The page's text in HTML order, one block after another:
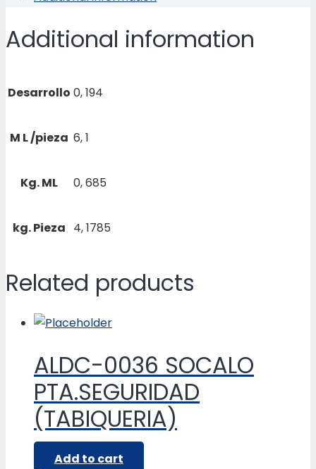
Additional information
Desarrollo 0, 194
M L /pieza 6, 1
Kg. ML 0, 685
kg. Pieza 4, 1785
Related products
ALDC-0036 SOCALO
PTA.SEGURIDAD
(TABIQUERIA)
Add to cart